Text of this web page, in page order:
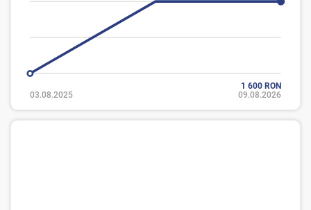
1 600 RON
03.08.2025
09.08.2026